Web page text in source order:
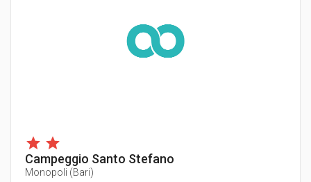
Campeggio Santo Stefano
Monopoli (Bari)